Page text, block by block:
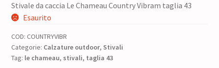
prezzo
era:
150,00 €.
prezzo
è:
120,00 €.
Stivale da caccia Le Chameau Country Vibram taglia 43
Esaurito
COD: COUNTRYVIBR
Categorie: Calzature outdoor, Stivali
Tag: le chameau, stivali, taglia 43